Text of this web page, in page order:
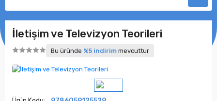
İletişim ve Televizyon Teorileri
Bu üründe %5 indirim mevcuttur